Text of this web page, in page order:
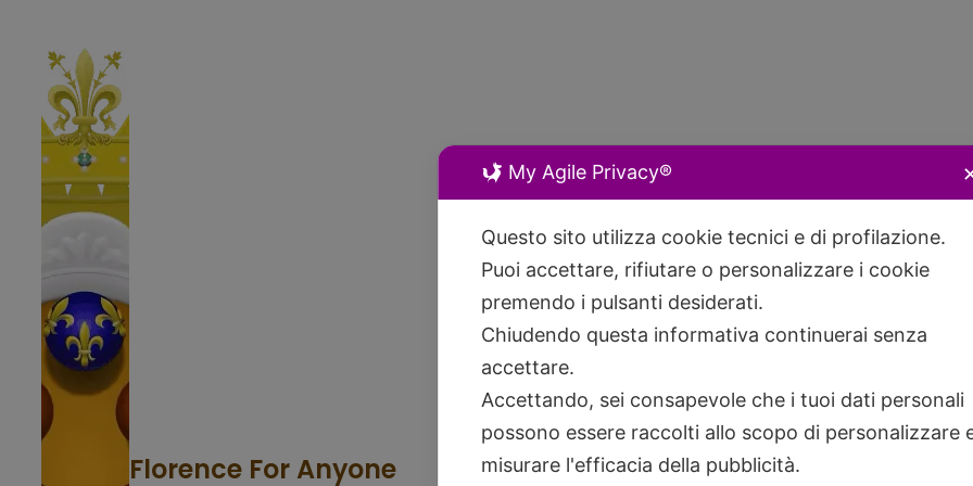
Florence For Anyone
My Agile Privacy®
Questo sito utilizza cookie tecnici e di profilazione.
Puoi accettare, rifiutare o personalizzare i cookie
premendo i pulsanti desiderati.
Chiudendo questa informativa continuerai senza
accettare.
Accettando, sei consapevole che i tuoi dati personali
possono essere raccolti allo scopo di personalizzare
misurare l'efficacia della pubblicità.